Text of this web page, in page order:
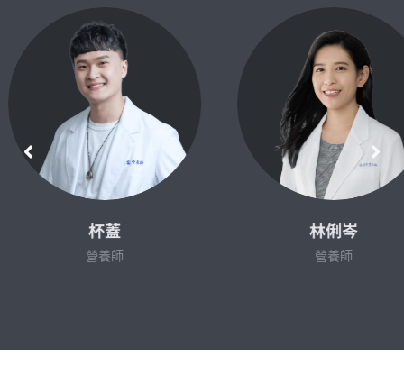
杯蓋
營養師
林俐岑
營養師